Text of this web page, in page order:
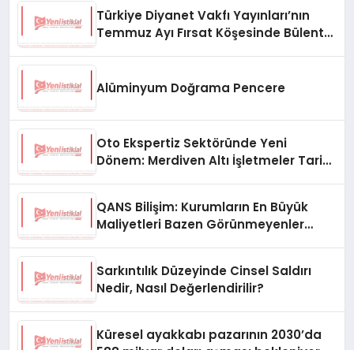
Türkiye Diyanet Vakfı Yayınları’nın
Temmuz Ayı Fırsat Köşesinde Bülent
Alüminyum Doğrama Pencere
Oto Ekspertiz Sektöründe Yeni
Dönem: Merdiven Altı İşletmeler Tarih
QANS Bilişim: Kurumların En Büyük
Maliyetleri Bazen Görünmeyenler
Sarkıntılık Düzeyinde Cinsel Saldırı
Nedir, Nasıl Değerlendirilir?
Küresel ayakkabı pazarının 2030’da